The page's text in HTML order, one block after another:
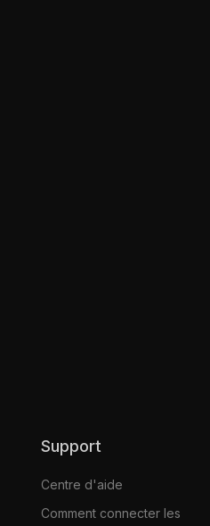
Support
Centre d'aide
Comment connecter les